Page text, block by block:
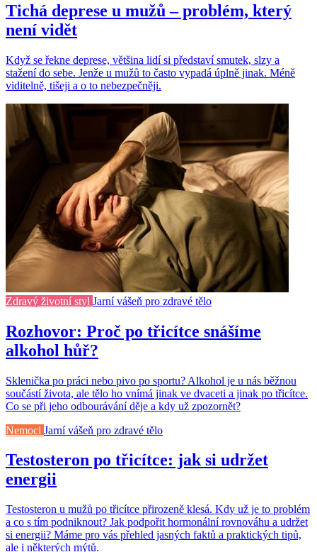
Tichá deprese u mužů – problém, který
není vidět
Když se řekne deprese, většina lidí si představí smutek, slzy a
stažení do sebe. Jenže u mužů to často vypadá úplně jinak. Méně
viditelně, tišeji a o to nebezpečněji.
Zdravý životní styl Jarní vášeň pro zdravé tělo
Rozhovor: Proč po třicítce snášíme
alkohol hůř?
Sklenička po práci nebo pivo po sportu? Alkohol je u nás běžnou
součástí života, ale tělo ho vnímá jinak ve dvaceti a jinak po třicítce.
Co se při jeho odbourávání děje a kdy už zpozornět?
Nemoci Jarní vášeň pro zdravé tělo
Testosteron po třicítce: jak si udržet
energii
Testosteron u mužů po třicítce přirozeně klesá. Kdy už je to problém
a co s tím podniknout? Jak podpořit hormonální rovnováhu a udržet
si energii? Máme pro vás přehled jasných faktů a praktických tipů,
ale i některých mýtů.